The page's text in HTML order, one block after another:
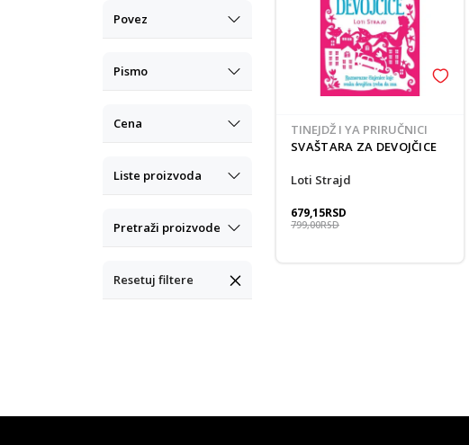
Resetuj filtere
Povez
Pismo
Cena
Liste proizvoda
Pretraži proizvode
TINEJDŽ I YA PRIRUČNICI
SVAŠTARA ZA DEVOJČICE
Loti Strajd
679,15RSD
799,00RSD